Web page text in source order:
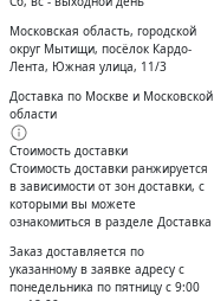
Московская область, городской
округ Мытищи, посёлок Кардо-
Лента, Южная улица, 11/3
Доставка по Москве и Московской
области
Стоимость доставки
Стоимость доставки ранжируется
в зависимости от зон доставки, с
которыми вы можете
ознакомиться в разделе Доставка
Заказ доставляется по
указанному в заявке адресу с
понедельника по пятницу с 9:00